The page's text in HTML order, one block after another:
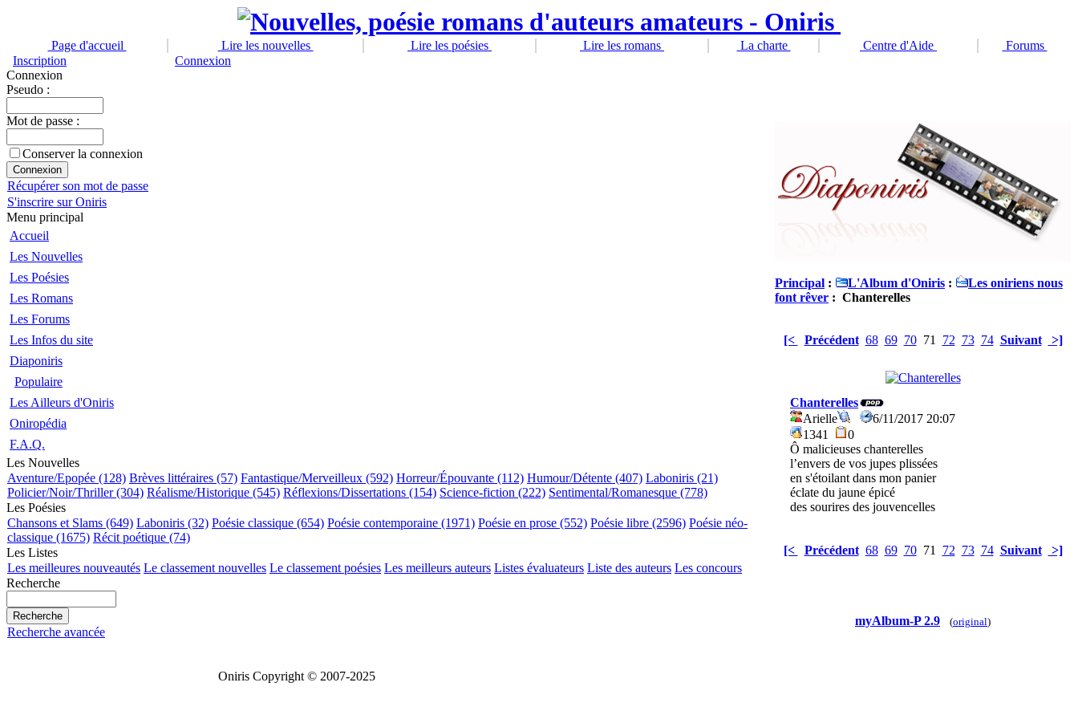
Page d'accueil Lire les nouvelles Lire les poésies Lire les romans La charte Centre d'Aide
Forums
Inscription
Connexion
Connexion
Pseudo :
Mot de passe :
Conserver la connexion
Récupérer son mot de passe
S'inscrire sur Oniris
Menu principal
Accueil
Les Nouvelles
Les Poésies
Les Romans
Les Forums
Les Infos du site
Diaponiris
Populaire
Les Ailleurs d'Oniris
Oniropédia
F.A.Q.
Les Nouvelles
Aventure/Epopée (128) Brèves littéraires (57) Fantastique/Merveilleux (592) Horreur/Épouvante (112) Humour/Détente (407) Laboniris (21)
Policier/Noir/Thriller (304) Réalisme/Historique (545) Réflexions/Dissertations (154) Science-fiction (222) Sentimental/Romanesque (778)
Les Poésies
Chansons et Slams (649) Laboniris (32) Poésie classique (654) Poésie contemporaine (1971) Poésie en prose (552) Poésie libre (2596) Poésie néo-
classique (1675) Récit poétique (74)
Les Listes
Les meilleures nouveautés Le classement nouvelles Le classement poésies Les meilleurs auteurs Listes évaluateurs Liste des auteurs Les concours
Recherche
Recherche avancée
Principal : L'Album d'Oniris :
Les oniriens nous
font rêver : Chanterelles
[< Précédent 68 69 7071 72 73 74 Suivant >]
Chanterelles
Arielle
6/11/2017 20:07
1341
0
Ô malicieuses chanterelles
l’envers de vos jupes plissées
en s'étoilant dans mon panier
éclate du jaune épicé
des sourires des jouvencelles
[< Précédent 68 69 7071 72 73 74 Suivant >]
myAlbum-P 2.9 (original)
Oniris Copyright © 2007-2025